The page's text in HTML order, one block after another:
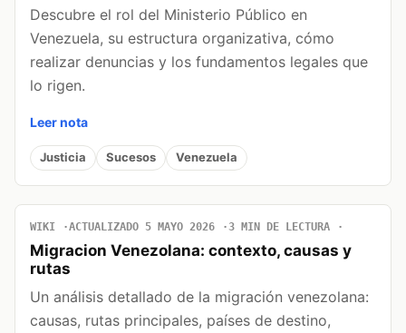
Descubre el rol del Ministerio Público en
Venezuela, su estructura organizativa, cómo
realizar denuncias y los fundamentos legales que
lo rigen.
Leer nota
Justicia Sucesos Venezuela
WIKI ACTUALIZADO 5 MAYO 2026 3 MIN DE LECTURA
Migracion Venezolana: contexto, causas y
rutas
Un análisis detallado de la migración venezolana:
causas, rutas principales, países de destino,